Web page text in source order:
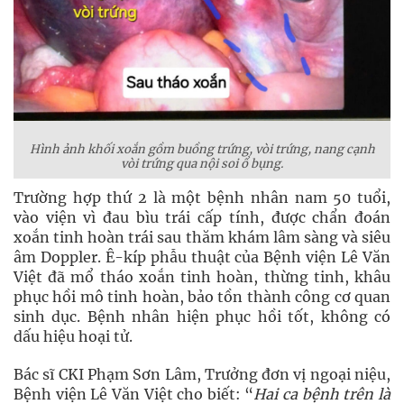
Hình ảnh khối xoắn gồm buồng trứng, vòi trứng, nang cạnh
vòi trứng qua nội soi ổ bụng.
Trường hợp thứ 2 là một bệnh nhân nam 50 tuổi,
vào viện vì đau bìu trái cấp tính, được chẩn đoán
xoắn tinh hoàn trái sau thăm khám lâm sàng và siêu
âm Doppler. Ê-kíp phẫu thuật của Bệnh viện Lê Văn
Việt đã mổ tháo xoắn tinh hoàn, thừng tinh, khâu
phục hồi mô tinh hoàn, bảo tồn thành công cơ quan
sinh dục. Bệnh nhân hiện phục hồi tốt, không có
dấu hiệu hoại tử.
Bác sĩ CKI Phạm Sơn Lâm, Trưởng đơn vị ngoại niệu,
Bệnh viện Lê Văn Việt cho biết: “Hai ca bệnh trên là